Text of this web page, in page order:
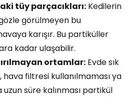
tüy parçacıkları: Kedilerin
görülmeyen bu
karışır. Bu partiküller
kadar ulaşabilir.
ortamlar: Evde sık
hava filtresi kullanılmaması ya
süre kalınması partikül